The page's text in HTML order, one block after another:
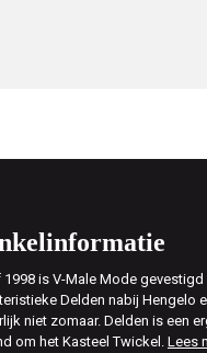
1998 is V-Male Mode
Delden nabij Hengelo
niet zomaar. Delden is een
om het Kasteel Twickel.Lees